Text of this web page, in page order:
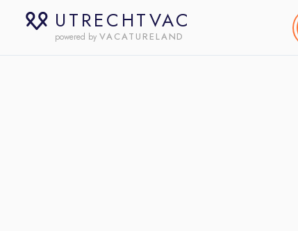
UTRECHTVAC
powered by VACATURELAND